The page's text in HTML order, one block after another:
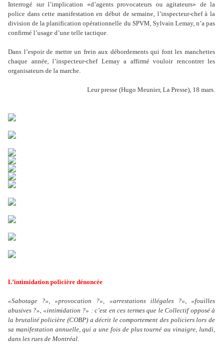
Interrogé sur l’implication «d’agents provocateurs ou agitateurs» de la
police dans cette manifestation en début de semaine, l’inspecteur-chef à la
division de la planification opérationnelle du SPVM, Sylvain Lemay, n’a pas
confirmé l’usage d’une telle tactique.
Dans l’espoir de mettre un frein aux débordements qui font les manchettes
chaque année, l’inspecteur-chef Lemay a affirmé vouloir rencontrer les
organisateurs de la marche.
Leur presse (Hugo Meunier, La Presse), 18 mars.
L’intimidation policière dénoncée
«Sabotage ?», «provocation ?», «arrestations illégales ?», «fouilles
abusives ?», «intimidation ?» : c’est en ces termes que le Collectif opposé à
la brutalité policière (COBP) a décrit le comportement des policiers lors de
sa manifestation annuelle, qui a une fois de plus tourné au vinaigre, lundi,
dans les rues de Montréal.